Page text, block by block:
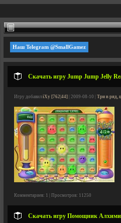
Наш Telegram @SmallGamez
Скачать игру Jump Jump Jelly
Игру добавил iXy [762|44] | 2009-08-10 | Три в ряд,
Комментариев: 1 | Просмотров: 11250
Скачать игру Помощник